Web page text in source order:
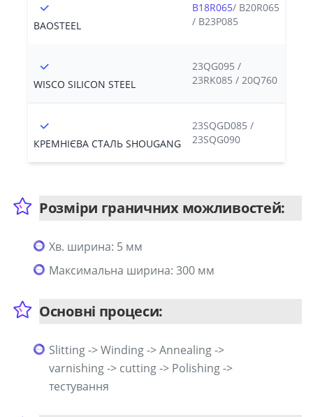
BAOSTEEL
B18R065/ B20R065
/ B23P085
WISCO SILICON STEEL
23QG095 /
23RK085 / 20Q760
КРЕМНІЄВА СТАЛЬ SHOUGANG
23SQGD085 /
23SQG090
Розміри граничних можливостей:
Хв. ширина: 5 мм
Максимальна ширина: 300 мм
Основні процеси:
Slitting -> Winding -> Annealing ->
varnishing -> cutting -> Polishing ->
тестування